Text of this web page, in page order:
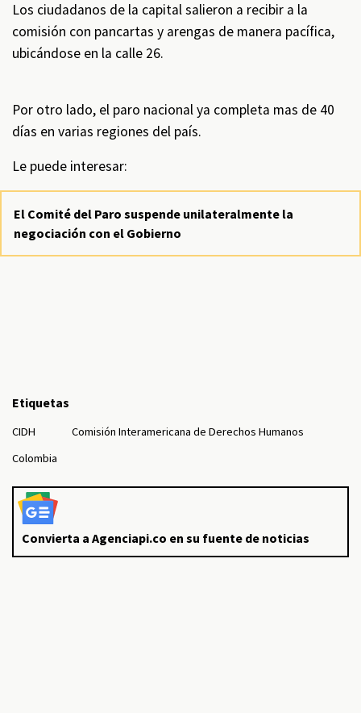
Los ciudadanos de la capital salieron a recibir a la
comisión con pancartas y arengas de manera pacífica,
ubicándose en la calle 26.
Por otro lado, el paro nacional ya completa mas de 40
días en varias regiones del país.
Le puede interesar:
El Comité del Paro suspende unilateralmente la
negociación con el Gobierno
Etiquetas
CIDH
Comisión Interamericana de Derechos Humanos
Colombia
Convierta a Agenciapi.co en su fuente de noticias